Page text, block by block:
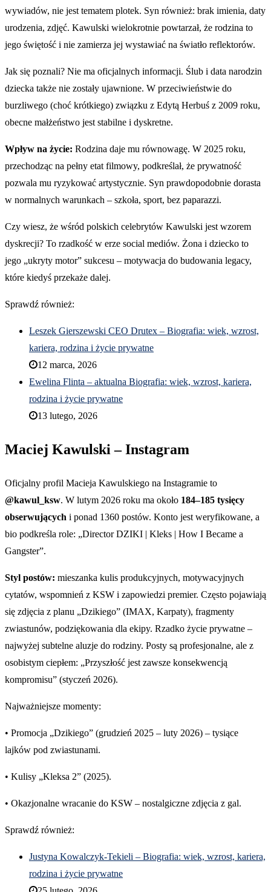
wywiadów, nie jest tematem plotek. Syn również: brak imienia, daty
urodzenia, zdjęć. Kawulski wielokrotnie powtarzał, że rodzina to
jego świętość i nie zamierza jej wystawiać na światło reflektorów.
Jak się poznali? Nie ma oficjalnych informacji. Ślub i data narodzin
dziecka także nie zostały ujawnione. W przeciwieństwie do
burzliwego (choć krótkiego) związku z Edytą Herbuś z 2009 roku,
obecne małżeństwo jest stabilne i dyskretne.
Wpływ na życie: Rodzina daje mu równowagę. W 2025 roku,
przechodząc na pełny etat filmowy, podkreślał, że prywatność
pozwala mu ryzykować artystycznie. Syn prawdopodobnie dorasta
w normalnych warunkach – szkoła, sport, bez paparazzi.
Czy wiesz, że wśród polskich celebrytów Kawulski jest wzorem
dyskrecji? To rzadkość w erze social mediów. Żona i dziecko to
jego „ukryty motor” sukcesu – motywacja do budowania legacy,
które kiedyś przekaże dalej.
Sprawdź również:
Leszek Gierszewski CEO Drutex – Biografia: wiek, wzrost,
kariera, rodzina i życie prywatne
12 marca, 2026
Ewelina Flinta – aktualna Biografia: wiek, wzrost, kariera,
rodzina i życie prywatne
13 lutego, 2026
Maciej Kawulski – Instagram
Oficjalny profil Macieja Kawulskiego na Instagramie to
@kawul_ksw. W lutym 2026 roku ma około 184–185 tysięcy
obserwujących i ponad 1360 postów. Konto jest weryfikowane, a
bio podkreśla role: „Director DZIKI | Kleks | How I Became a
Gangster”.
Styl postów: mieszanka kulis produkcyjnych, motywacyjnych
cytatów, wspomnień z KSW i zapowiedzi premier. Często pojawiają
się zdjęcia z planu „Dzikiego” (IMAX, Karpaty), fragmenty
zwiastunów, podziękowania dla ekipy. Rzadko życie prywatne –
najwyżej subtelne aluzje do rodziny. Posty są profesjonalne, ale z
osobistym ciepłem: „Przyszłość jest zawsze konsekwencją
kompromisu” (styczeń 2026).
Najważniejsze momenty:
• Promocja „Dzikiego” (grudzień 2025 – luty 2026) – tysiące
lajków pod zwiastunami.
• Kulisy „Kleksa 2” (2025).
• Okazjonalne wracanie do KSW – nostalgiczne zdjęcia z gal.
Sprawdź również:
Justyna Kowalczyk-Tekieli – Biografia: wiek, wzrost, kariera,
rodzina i życie prywatne